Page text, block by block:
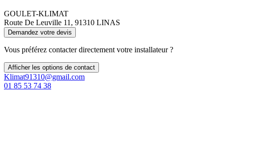
GOULET-KLIMAT
Route De Leuville 11, 91310 LINAS
Demandez votre devis
Vous préférez contacter directement votre installateur ?
Afficher les options de contact
Klimat91310@gmail.com
01 85 53 74 38